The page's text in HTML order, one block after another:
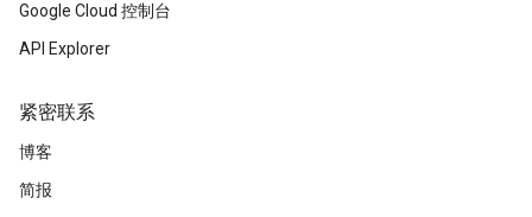
Google Cloud 控制台
API Explorer
紧密联系
博客
简报